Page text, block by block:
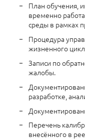
План обучения,
временно
среды в рамках
Процедура
жизненного
Записи по
жалобы.
разработке,
Перечень
внесённого в